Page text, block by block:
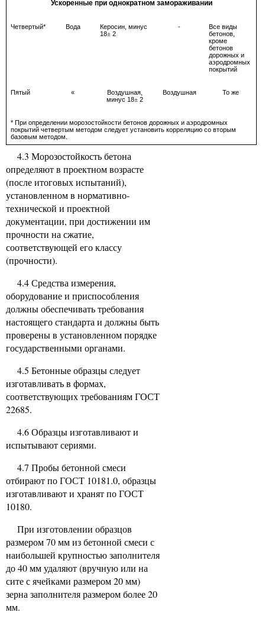
Ускоренные при однократном замораживании
Четвертый* Вода
Керосин, минус
18± 2
-
Все виды
бетонов,
кроме
бетонов
дорожных и
аэродромных
покрытий
Пятый «
Воздушная,
минус 18± 2
Воздушная То же
* При определении морозостойкости бетонов дорожных и аэродромных
покрытий четвертым методом следует установить корреляцию со вторым
базовым методом.
4.3 Морозостойкость бетона
определяют в проектном возрасте
(после итоговых испытаний),
установленном в нормативно-
технической и проектной
документации, при достижении им
прочности на сжатие,
соответствующей его классу
(прочности).
4.4 Средства измерения,
оборудование и приспособления
должны обеспечивать требования
настоящего стандарта и должны быть
проверены в установленном порядке
государственными органами.
4.5 Бетонные образцы следует
изготавливать в формах,
соответствующих требованиям ГОСТ
22685.
4.6 Образцы изготавливают и
испытывают сериями.
4.7 Пробы бетонной смеси
отбирают по ГОСТ 10181.0, образцы
изготавливают и хранят по ГОСТ
10180.
При изготовлении образцов
размером 70 мм из бетонной смеси с
наибольшей крупностью заполнителя
до 40 мм удаляют (вручную или на
сите с ячейками размером 20 мм)
зерна заполнителя размером более 20
мм.